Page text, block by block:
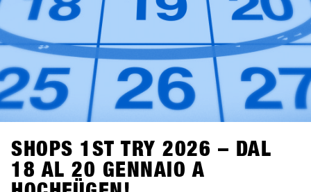
SHOPS 1ST TRY 2026 – DAL
18 AL 20 GENNAIO A